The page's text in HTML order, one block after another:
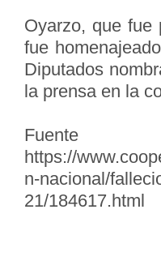
Oyarzo, que fue
fue
Diputados
la prensa en la
https://
n-nacional/
21/184617.html